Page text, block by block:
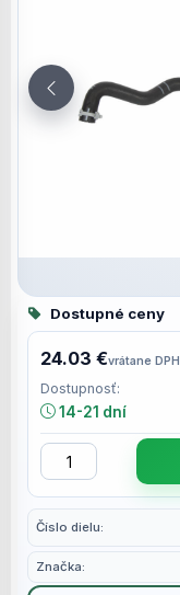
Číslo dielu:
Značka:
Dostupné ceny
24.03 €vrátane DPH
Dostupnosť:
14-21 dní